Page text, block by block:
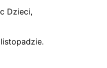
Dzieci,